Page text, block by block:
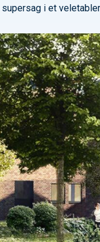
supersag i et